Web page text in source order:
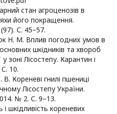
стан агроценозів в
його покращення.
С. 45–57.
Н. М. Вплив погодних умов в
шкідників та хвороб
зоні Лісостепу. Карантин і
10.
Кореневі гнилі пшениці
Лісостепу України.
№ 2. С. 9–13.
шкідливість кореневих